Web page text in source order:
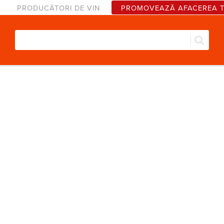
PRODUCĂTORI DE VIN PROMOVEAZĂ AFACEREA
Formular de căutare